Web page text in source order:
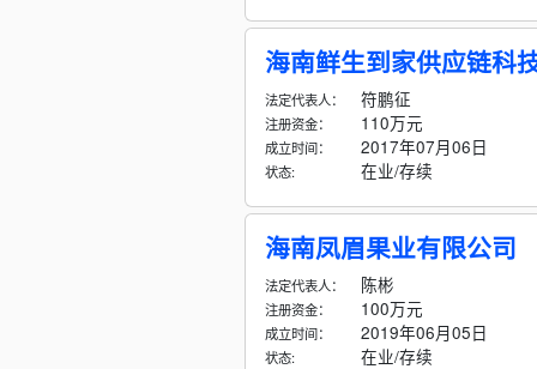
海南鲜生到家供应链科
法定代表人： 符鹏征
注册资金： 110万元
成立时间： 2017年07月06日
状态: 在业/存续
海南凤眉果业有限公司
法定代表人： 陈彬
注册资金： 100万元
成立时间： 2019年06月05日
状态: 在业/存续